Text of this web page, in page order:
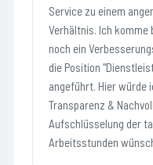
Service zu einem
Verhältnis. Ich
noch ein
die Position
angeführt. Hier würde
Transparenz &
Aufschlüsselung der
Arbeitsstunden